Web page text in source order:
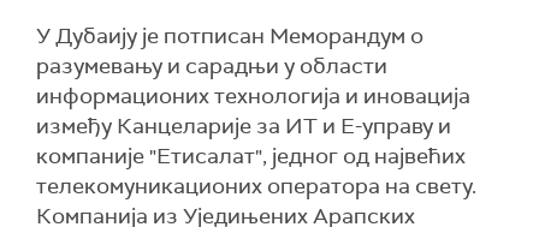
У Дубаију је потписан Меморандум о
разумевању и сарадњи у области
информационих технологија и иновација
између Канцеларије за ИТ и Е-управу и
компаније "Етисалат", једног од највећих
телекомуникационих оператора на свету.
Компанија из Уједињених Арапских